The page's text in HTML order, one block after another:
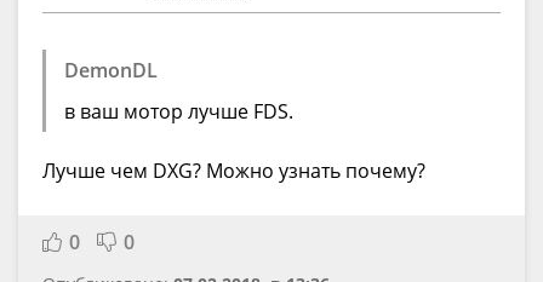
DemonDL
в ваш мотор лучше FDS.
Лучше чем DXG? Можно узнать почему?
0 0